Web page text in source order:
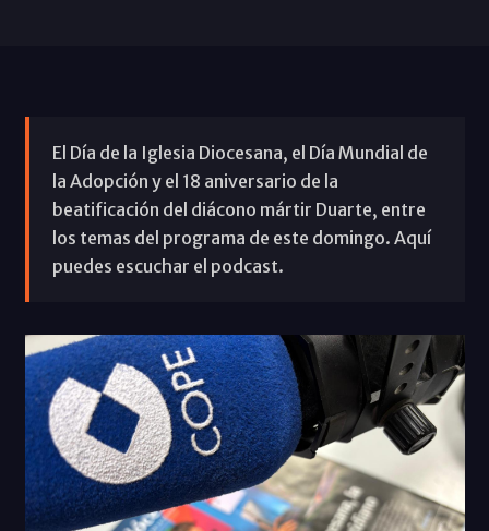
El Día de la Iglesia Diocesana, el Día Mundial de
la Adopción y el 18 aniversario de la
beatificación del diácono mártir Duarte, entre
los temas del programa de este domingo. Aquí
puedes escuchar el podcast.